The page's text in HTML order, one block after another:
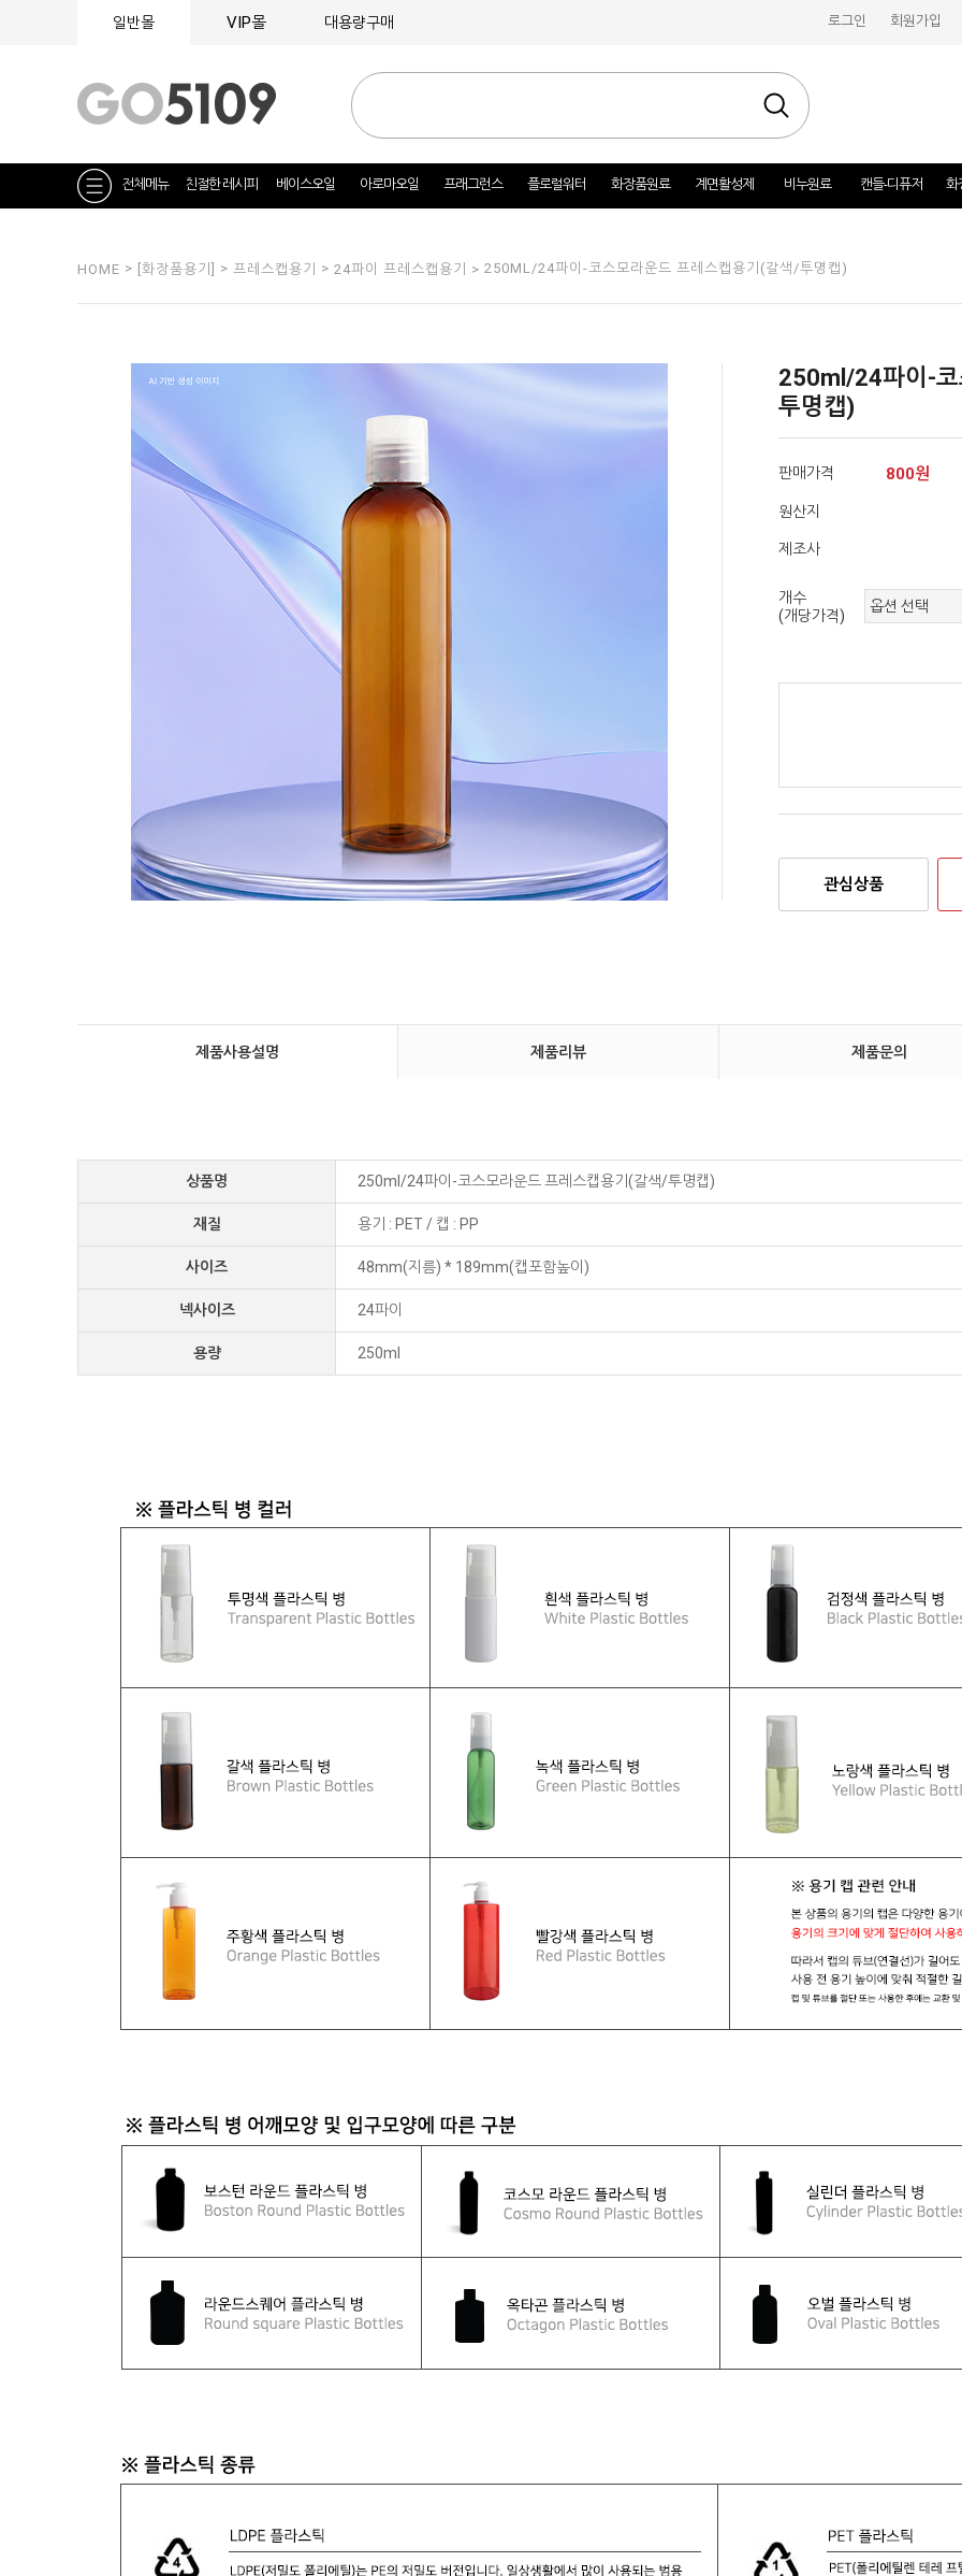
일반몰 VIP몰 대용량구매 로그인 회원가입
전체메뉴 친절한 레시피 베이스오일 아로마오일 프래그런스 플로럴워터 화장품원료 계면활성제 비누원료 캔들-디퓨저 화
HOME > [화장품용기] > 프레스캡용기 > 24파이 프레스캡용기 > 250ML/24파이-코스모라운드 프레스캡용기(갈색/투명캡)
250ml/24파이-코
투명캡)
판매가격 800원
원산지
제조사
개수
(개당가격)
관심상품
제품사용설명 제품리뷰 제품문의
상품명 250ml/24파이-코스모라운드 프레스캡용기(갈색/투명캡)
재질 용기 : PET / 캡 : PP
사이즈 48mm(지름) * 189mm(캡포함높이)
넥사이즈 24파이
용량 250ml